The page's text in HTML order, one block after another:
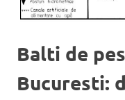
Balti de
Bucuresti: